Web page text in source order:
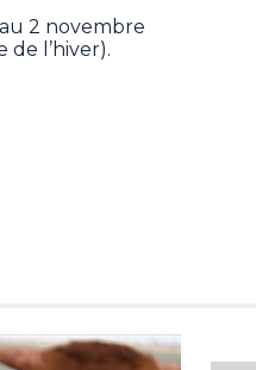
2 novembre
l’hiver).